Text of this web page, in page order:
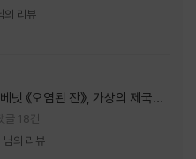
의 리뷰
넷 《오염된 잔》, 가상의 제국이
스터리 사건의 치밀함이 이루어
너지...
글 18건
님의 리뷰